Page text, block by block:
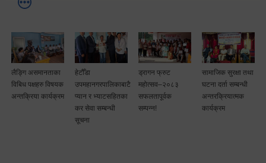
लैङ्गि असमानताका
विबिध पक्षहरु विषयक
अन्तक्रिया कार्यक्रम
हेटौँडा
उपमहानगरपालिकाबाटै
प्यान र भ्याटसहितका
कर सेवा सम्बन्धी
सूचना
ड्रागन फ्रुट
महोत्सव–२०८३
सफलतापूर्वक
सम्पन्न!
सामाजिक सुरक्षा तथा
घटना दर्ता सम्बन्धी
अन्तरक्रियात्मक
कार्यक्रम